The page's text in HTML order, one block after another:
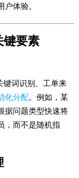
体验。
键要素
键词识别、工单来
化分配。例如，某
据问题类型快速将
，而不是随机指